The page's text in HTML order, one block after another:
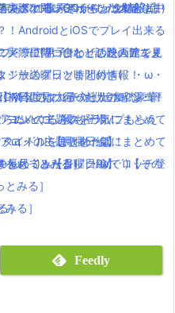
あふれるチアポインコ集合！中
実際に問い合わせした人達をま
今度は大量のヒナポインコ！
ぬいぐるみストラップもらえ
長尺ミュージックPVでロッチ登
］
のポケモンGOがマック情報流
！AndroidとiOSでプレイ出来る
ジーのグッツまとめ情報！
待望のマルチ対戦追加！豪華
ヨシヒコ」役も登場！
イトルをまとめたよ！
をもっとみる］
実際に問い合わせした人達をま
メ「星待つひと」の映画館で見
初日に見に行った人の感想・評
ニメの主題歌を一気にまとめて
ω・´)！【月曜日編】
みる］
ング”の藤原さくらが逸材( ﾟдﾟ )
・チア男子!!など話題のアニメ
！放送曜日と時間付き(｀・ω・
ニメの主題歌を一気にまとめて
ω・´)！【月曜日編】
とめてみたよ(｀・ω・´)【その
る］
Feedly